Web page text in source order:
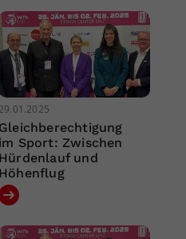
29.01.2025
Gleichberechtigung
im Sport: Zwischen
Hürdenlauf und
Höhenflug